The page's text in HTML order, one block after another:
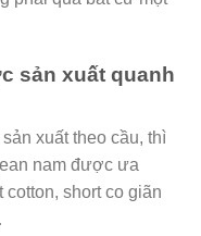
sản xuất quanh
xuất theo cầu, thì
nam được ưa
short co giãn